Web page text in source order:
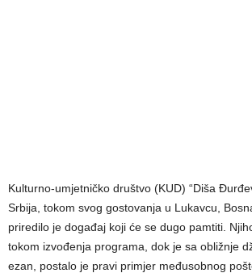
Kulturno-umjetničko društvo (KUD) “Diša
Srbija, tokom svog gostovanja u Lukavcu,
priredilo je događaj koji će se dugo pamtiti.
tokom izvođenja programa, dok je sa obližnje
ezan, postalo je pravi primjer međusobnog